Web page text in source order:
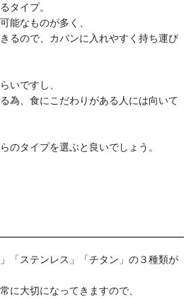
タイプ。
能なものが多く、
るので、カバンに入れやすく持ち運び
いですし、
為、食にこだわりがある人には向いて
のタイプを選ぶと良いでしょう。
「ステンレス」「チタン」の３種類が
に大切になってきますので、